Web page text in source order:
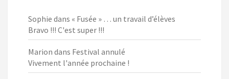
Sophie dans « Fusée » … un travail d’élèves
Bravo !!! C'est super !!!
Marion dans Festival annulé
Vivement l'année prochaine !